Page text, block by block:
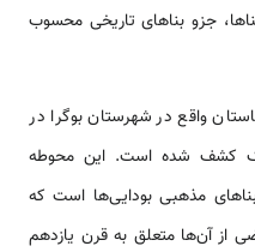
جزو بناهای تاریخی محسوب
واقع در شهرستان بوگرا در
کشف شده است. این محوطه
بناهای مذهبی بودایی‌ها است که
از آن‌ها متعلق به قرن یازدهم